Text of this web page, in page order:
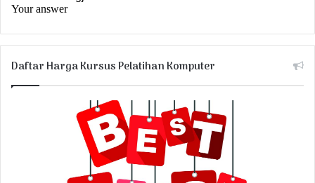
Daftar Harga Kursus Pelatihan Komputer